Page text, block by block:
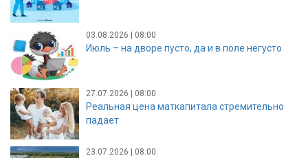
03.08.2026 | 08:00
Июль – на дворе пусто, да и в поле негусто
27.07.2026 | 08:00
Реальная цена маткапитала стремительно
падает
23.07.2026 | 08:00